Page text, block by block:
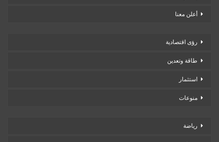
أعلن معنا
رؤى اقتصادية
طاقة وتعدين
استثمار
منوعات
رياضة